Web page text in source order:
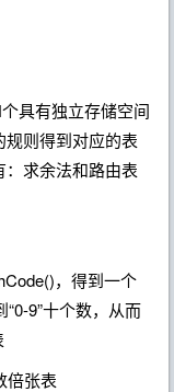
具有独立存储空间
则得到对应的表
求余法和路由表
，得到一个
9”十个数，从而
张表